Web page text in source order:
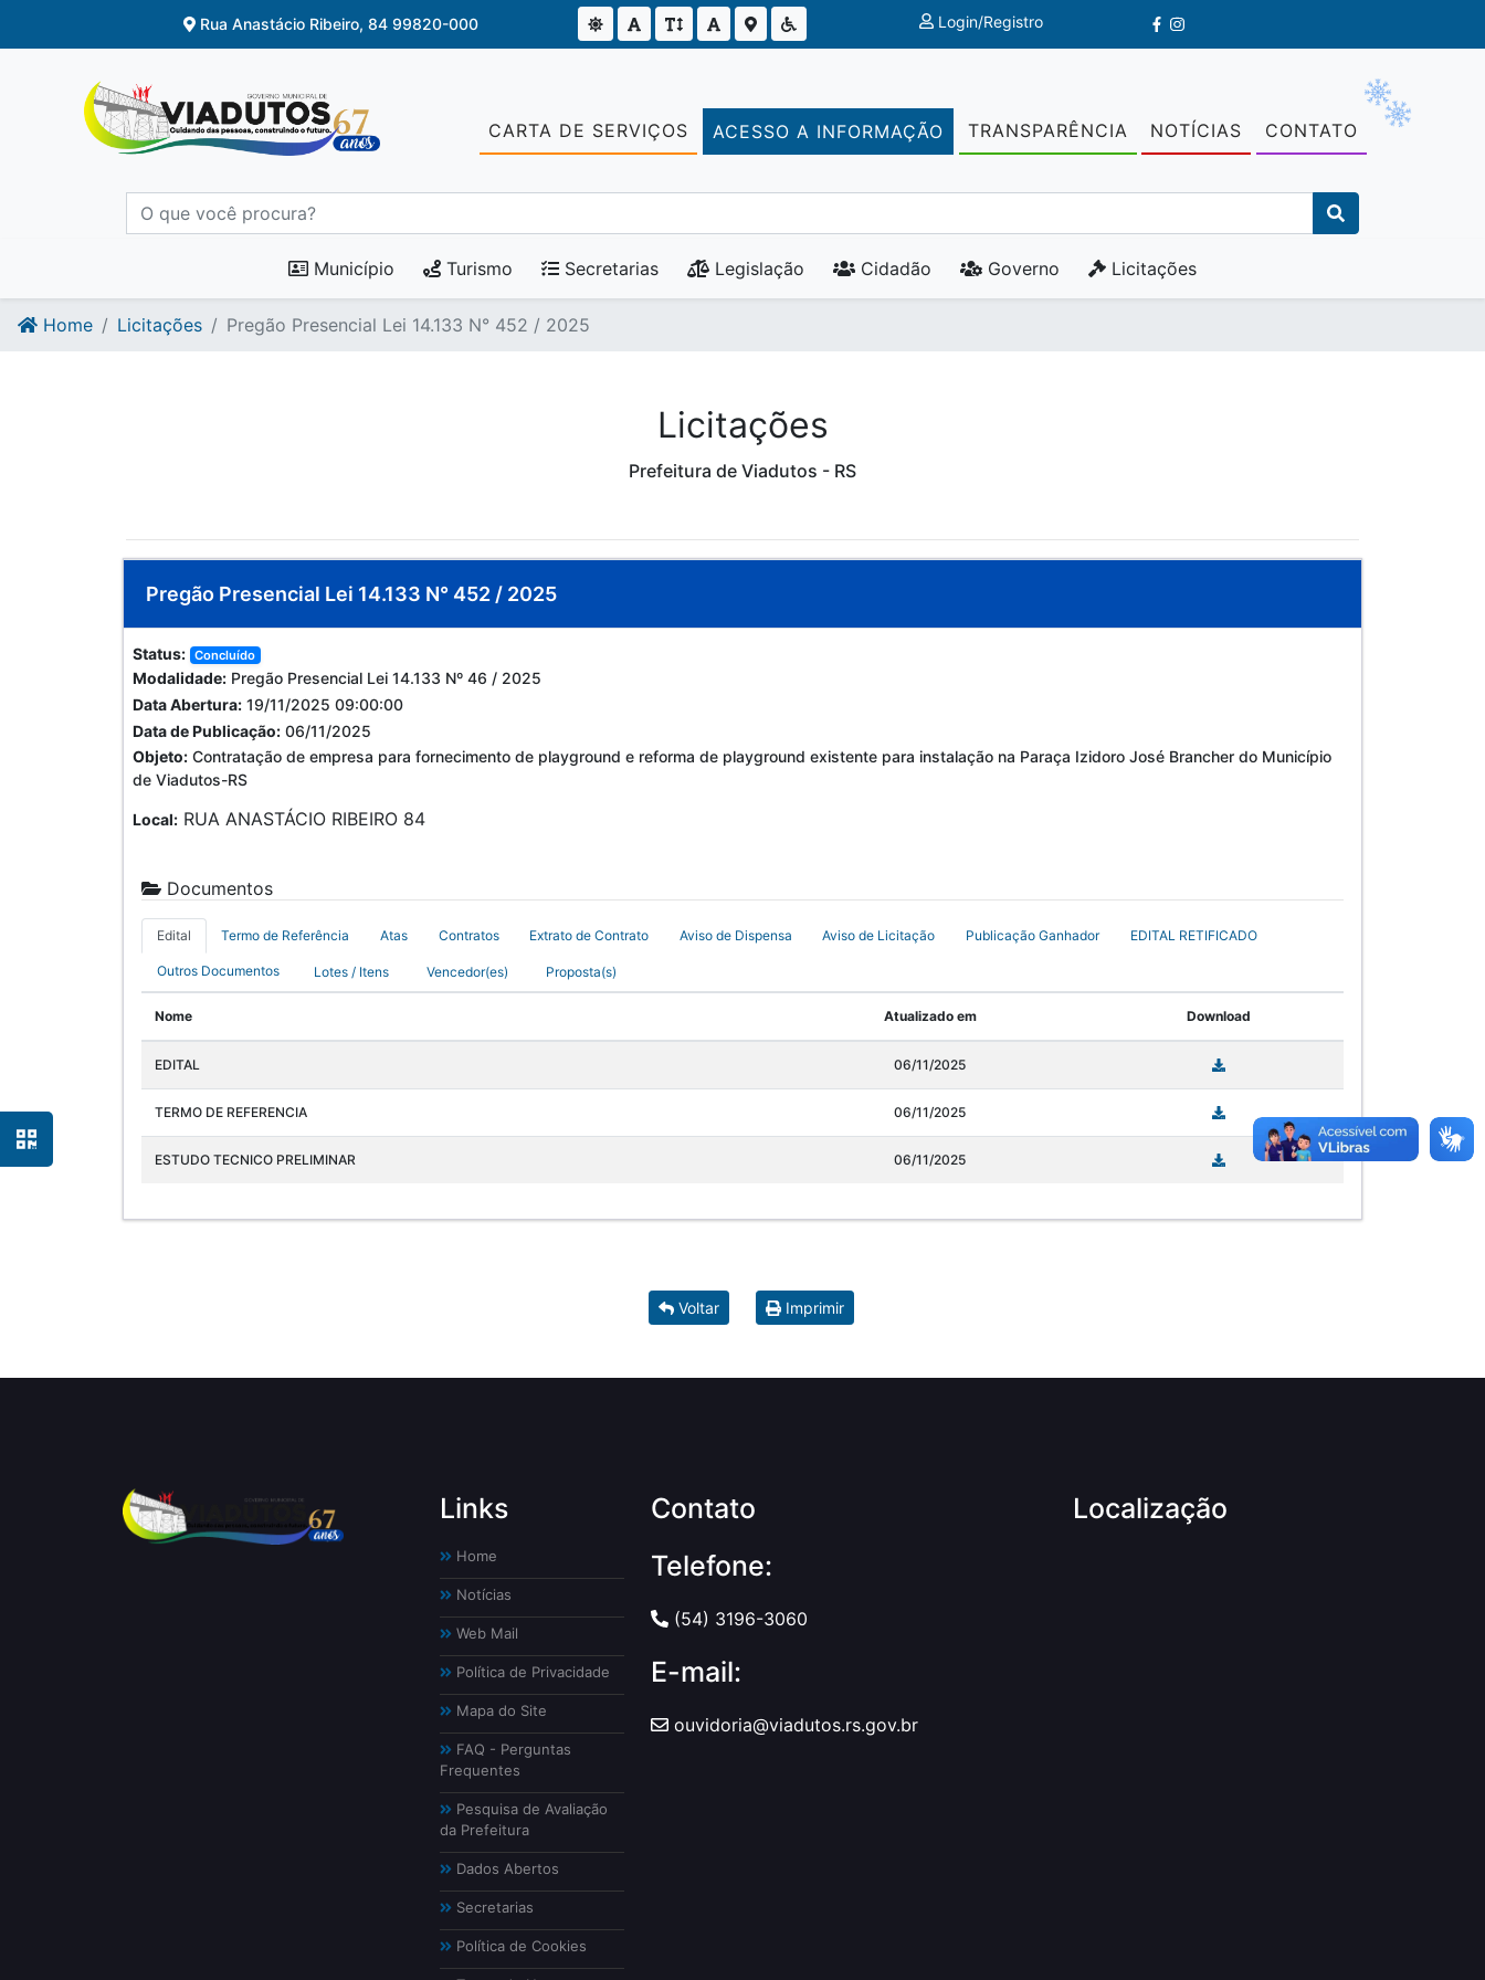
Ir para o fim do conteúdo
Rua Anastácio Ribeiro, 84 99820-000 Login/Registro
CARTA DE SERVIÇOS ACESSO A INFORMAÇÃO TRANSPARÊNCIA NOTÍCIAS CONTATO
Município Turismo Secretarias Legislação Cidadão Governo Licitações
Home Licitações Pregão Presencial Lei 14.133 N° 452 / 2025
Licitações
Prefeitura de Viadutos - RS
Pregão Presencial Lei 14.133 N° 452 / 2025
Status: Concluído
Modalidade: Pregão Presencial Lei 14.133 Nº 46 / 2025
Data Abertura: 19/11/2025 09:00:00
Data de Publicação: 06/11/2025
Objeto: Contratação de empresa para fornecimento de playground e reforma de playground existente para instalação na Paraça Izidoro José Brancher do Município
de Viadutos-RS
Local: RUA ANASTÁCIO RIBEIRO 84
Documentos
Edital Termo de Referência Atas Contratos Extrato de Contrato Aviso de Dispensa Aviso de Licitação Publicação Ganhador EDITAL RETIFICADO
Outros Documentos Lotes / Itens Vencedor(es) Proposta(s)
Nome Atualizado em Download
EDITAL 06/11/2025
TERMO DE REFERENCIA 06/11/2025
ESTUDO TECNICO PRELIMINAR 06/11/2025
Voltar Imprimir
Links
Home
Notícias
Web Mail
Política de Privacidade
Mapa do Site
FAQ - Perguntas
Frequentes
Pesquisa de Avaliação
da Prefeitura
Dados Abertos
Secretarias
Política de Cookies
Contato
Telefone:
(54) 3196-3060
E-mail:
ouvidoria@viadutos.rs.gov.br
Localização